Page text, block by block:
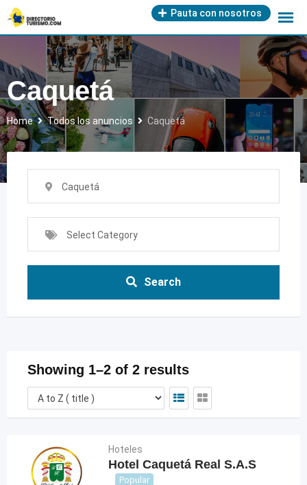
Skip
to
content
Pauta con nosotros
Caquetá
Home Todos los anuncios Caquetá
Caquetá
Select Category
Search
Showing 1–2 of 2 results
Hoteles
Hotel Caquetá Real S.A.S
Popular